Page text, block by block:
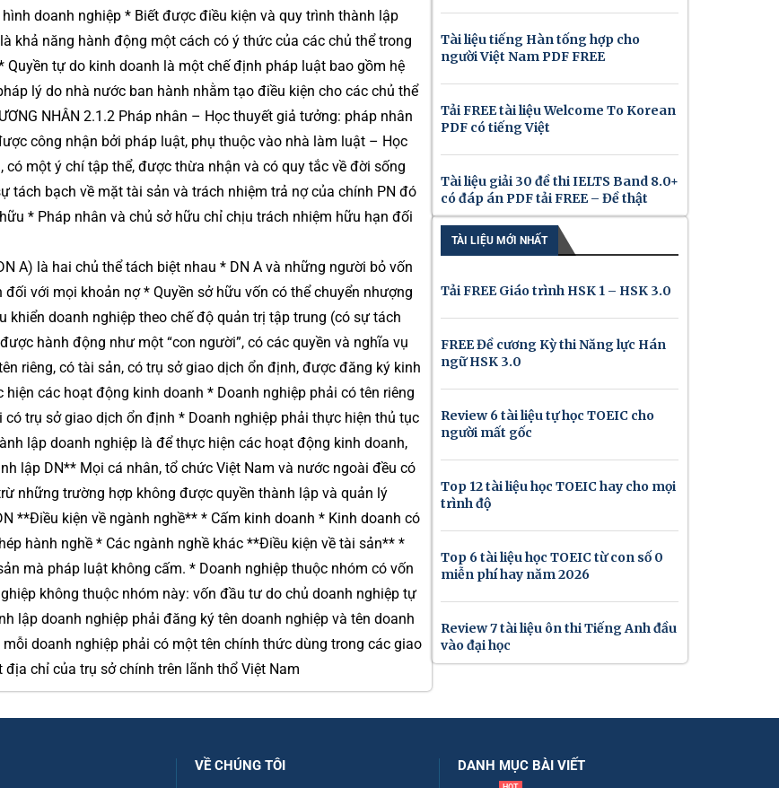
doanh nghiệp * Biết được điều kiện và quy trình thành lập
khả năng hành động một cách có ý thức của các chủ thể trong
tự do kinh doanh là một chế định pháp luật bao gồm hệ
lý do nhà nước ban hành nhằm tạo điều kiện cho các chủ thể
NHÂN 2.1.2 Pháp nhân – Học thuyết giả tưởng: pháp nhân
công nhận bởi pháp luật, phụ thuộc vào nhà làm luật – Học
một ý chí tập thể, được thừa nhận và có quy tắc về đời sống
tách bạch về mặt tài sản và trách nhiệm trả nợ của chính PN đó
* Pháp nhân và chủ sở hữu chỉ chịu trách nhiệm hữu hạn đối
A) là hai chủ thể tách biệt nhau * DN A và những người bỏ vốn
với mọi khoản nợ * Quyền sở hữu vốn có thể chuyển nhượng
doanh nghiệp theo chế độ quản trị tập trung (có sự tách
hành động như một “con người”, có các quyền và nghĩa vụ
riêng, có tài sản, có trụ sở giao dịch ổn định, được đăng ký kinh
các hoạt động kinh doanh * Doanh nghiệp phải có tên riêng
trụ sở giao dịch ổn định * Doanh nghiệp phải thực hiện thủ tục
lập doanh nghiệp là để thực hiện các hoạt động kinh doanh,
lập DN** Mọi cá nhân, tổ chức Việt Nam và nước ngoài đều có
những trường hợp không được quyền thành lập và quản lý
**Điều kiện về ngành nghề** * Cấm kinh doanh * Kinh doanh có
hành nghề * Các ngành nghề khác **Điều kiện về tài sản** *
mà pháp luật không cấm. * Doanh nghiệp thuộc nhóm có vốn
không thuộc nhóm này: vốn đầu tư do chủ doanh nghiệp tự
lập doanh nghiệp phải đăng ký tên doanh nghiệp và tên doanh
doanh nghiệp phải có một tên chính thức dùng trong các giao
chỉ của trụ sở chính trên lãnh thổ Việt Nam
Tài liệu tiếng Hàn tống hợp cho
người Việt Nam PDF FREE
Tải FREE tài liệu Welcome To Korean
PDF có tiếng Việt
Tài liệu giải 30 đề thi IELTS Band 8.0+
có đáp án PDF tải FREE – Đề thật
TÀI LIỆU MỚI NHẤT
Tải FREE Giáo trình HSK 1 – HSK 3.0
FREE Đề cương Kỳ thi Năng lực Hán
ngữ HSK 3.0
Review 6 tài liệu tự học TOEIC cho
người mất gốc
Top 12 tài liệu học TOEIC hay cho mọi
trình độ
Top 6 tài liệu học TOEIC từ con số 0
miễn phí hay năm 2026
Review 7 tài liệu ôn thi Tiếng Anh đầu
vào đại học
VỀ CHÚNG TÔI DANH MỤC BÀI VIẾT